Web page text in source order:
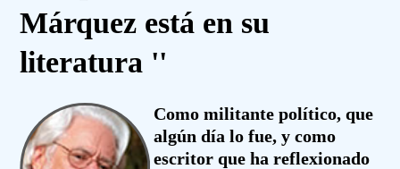
Márquez está en su
literatura ''
Como militante político, que
algún día lo fue, y como
escritor que ha reflexionado